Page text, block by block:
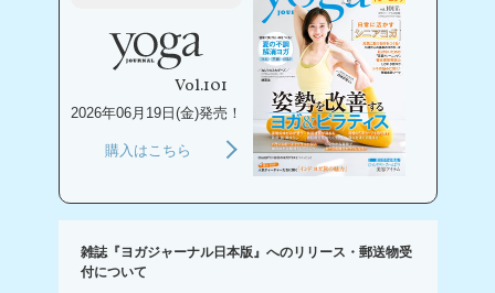
Vol.101
2026年06月19日(金)発売！
購入はこちら
雑誌『ヨガジャーナル日本版』へのリリース・郵送物受
付について